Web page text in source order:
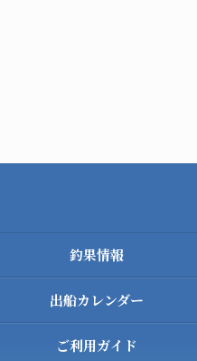
釣果情報
出船カレンダー
ご利用ガイド